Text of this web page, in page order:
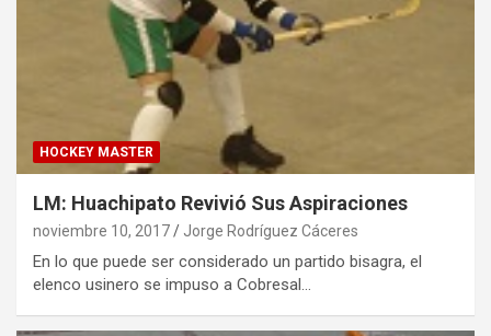
HOCKEY MASTER
LM: Huachipato Revivió Sus Aspiraciones
noviembre 10, 2017 Jorge Rodríguez Cáceres
En lo que puede ser considerado un partido bisagra, el
elenco usinero se impuso a Cobresal…